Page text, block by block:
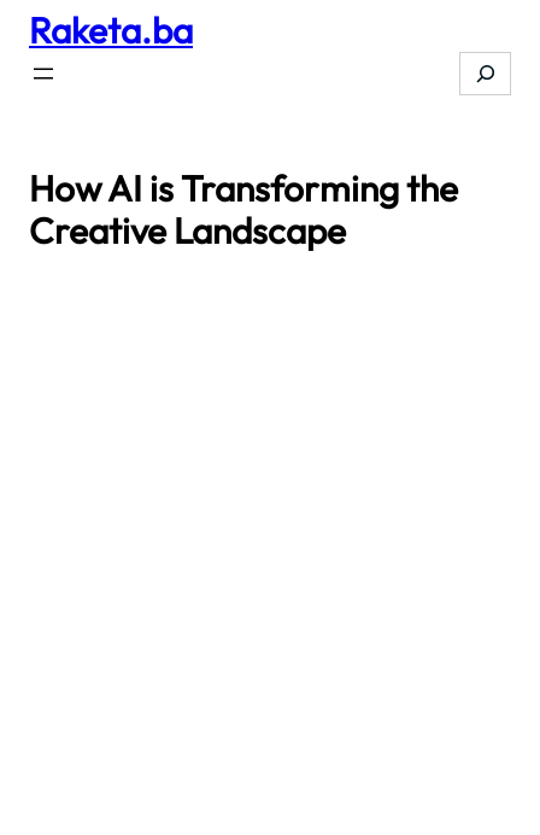
Skip
content
Raketa.ba
Search
How AI is Transforming the
Creative Landscape